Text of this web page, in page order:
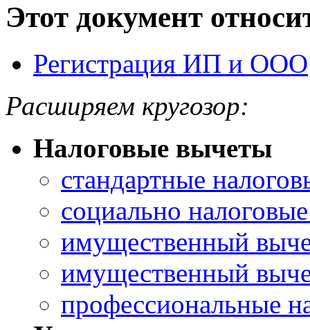
Этот документ
Регистрация ИП и ООО
Расширяем кругозор:
Налоговые вычеты
стандартные
социально
имущественный
имущественный
профессиональные